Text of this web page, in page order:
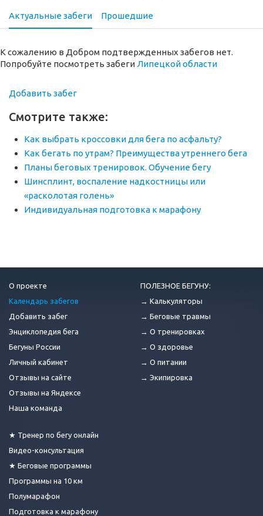
Актуальные забеги Прошедшие
К сожалению в Добром подтвержденных забегов нет.
Попробуйте посмотреть забегиЛипецкой области
Добавить забег
Смотрите также:
Как выбрать кроссовки для бега по асфальту?
Как бегать по утрам? Преимущества утреннего бега
Планы беговых тренировок. Обучение бегу
Шинсплинт, воспаление надкостницы или
«расколотая голень»
Индивидуальная подготовка к марафону
О проекте
Календарь забегов
Добавить забег
Энциклопедия бега
Бегуны России
Личный кабинет
Отзывы на сайте
Отзывы на Яндексе
Наша команда
★ Тренер по бегу онлайн
Видео-консультация
★ Беговые программы
Программы на 10 км
Полумарафон
Подготовка к марафону
ПОЛЕЗНОЕ БЕГУНУ:
→ Калькуляторы
→ Беговые травмы
→ О тренировках
→ О здоровье
→ О питании
→ Экипировка